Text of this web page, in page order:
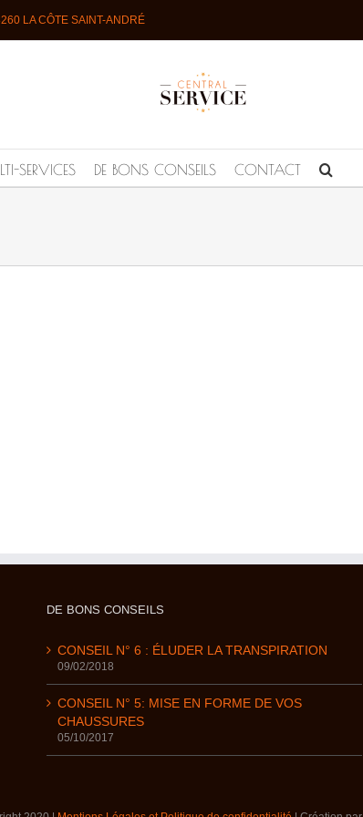
LA CÔTE SAINT-ANDRÉ
SERVICES DE BONS CONSEILS CONTACT
DE BONS CONSEILS
CONSEIL N° 6 : ÉLUDER LA TRANSPIRATION
09/02/2018
CONSEIL N° 5: MISE EN FORME DE VOS
CHAUSSURES
05/10/2017